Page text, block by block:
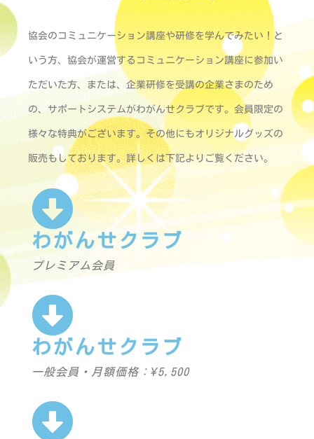
協会のコミュニケーション講座や研修を学んでみたい！と
いう方、協会が運営するコミュニケーション講座に参加い
ただいた方、または、企業研修を受講の企業さまのため
の、サポートシステムがわがんせクラブです。会員限定の
様々な特典がございます。その他にもオリジナルグッズの
販売もしております。詳しくは下記よりご覧ください。
わがんせクラブ
プレミアム会員
わがんせクラブ
一般会員・月額価格：¥5,500